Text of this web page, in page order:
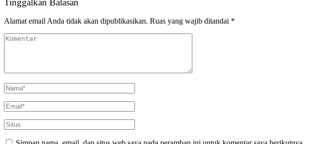
Alamat email Anda tidak akan dipublikasikan. Ruas yang wajib ditandai *